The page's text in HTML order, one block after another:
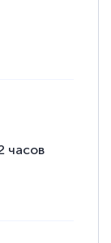
часов